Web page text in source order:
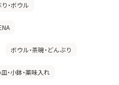
・ボウル
ボウル・茶碗・どんぶり
・小鉢・薬味入れ